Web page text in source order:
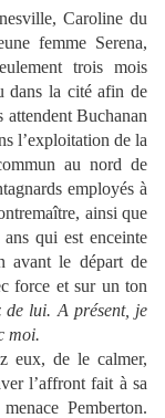
Caroline du
femme Serena,
trois mois
dans la cité afin de
attendent Buchanan
l’exploitation de la
au nord de
employés à
ainsi que
qui est enceinte
avant le départ de
force et sur un ton
de lui. A présent, je
moi.
eux, de le calmer,
l’affront fait à sa
Pemberton.